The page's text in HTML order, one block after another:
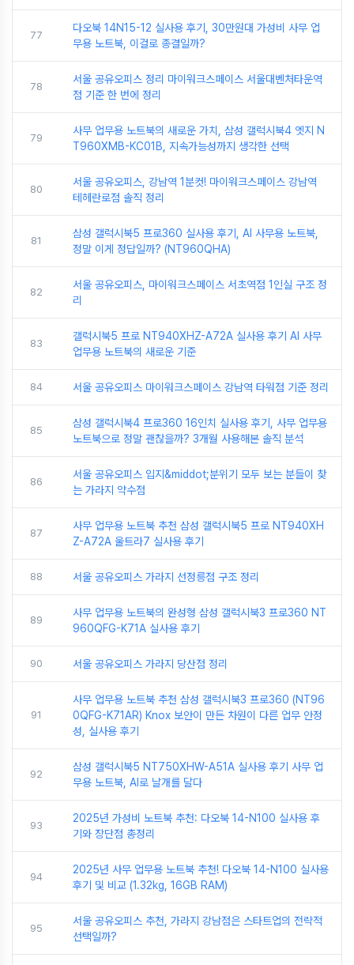
77
다오북 14N15-12 실사용 후기, 30만원대 가성비 사무 업
무용 노트북, 이걸로 종결일까?
78
서울 공유오피스 정리 마이워크스페이스 서울대벤처타운역
점 기준 한 번에 정리
79
사무 업무용 노트북의 새로운 가치, 삼성 갤럭시북4 엣지 N
T960XMB-KC01B, 지속가능성까지 생각한 선택
80
서울 공유오피스, 강남역 1분컷! 마이워크스페이스 강남역
테헤란로점 솔직 정리
81
삼성 갤럭시북5 프로360 실사용 후기, AI 사무용 노트북,
정말 이게 정답일까? (NT960QHA)
82
서울 공유오피스, 마이워크스페이스 서초역점 1인실 구조 정
리
83
갤럭시북5 프로 NT940XHZ-A72A 실사용 후기 AI 사무
업무용 노트북의 새로운 기준
84 서울 공유오피스 마이워크스페이스 강남역 타워점 기준 정리
85
삼성 갤럭시북4 프로360 16인치 실사용 후기, 사무 업무용
노트북으로 정말 괜찮을까? 3개월 사용해본 솔직 분석
86
서울 공유오피스 입지&middot;분위기 모두 보는 분들이 찾
는 가라지 약수점
87
사무 업무용 노트북 추천 삼성 갤럭시북5 프로 NT940XH
Z-A72A 울트라7 실사용 후기
88 서울 공유오피스 가라지 선정릉점 구조 정리
89
사무 업무용 노트북의 완성형 삼성 갤럭시북3 프로360 NT
960QFG-K71A 실사용 후기
90 서울 공유오피스 가라지 당산점 정리
91
사무 업무용 노트북 추천 삼성 갤럭시북3 프로360 (NT96
0QFG-K71AR) Knox 보안이 만든 차원이 다른 업무 안정
성, 실사용 후기
92
삼성 갤럭시북5 NT750XHW-A51A 실사용 후기 사무 업
무용 노트북, AI로 날개를 달다
93
2025년 가성비 노트북 추천: 다오북 14-N100 실사용 후
기와 장단점 총정리
94
2025년 사무 업무용 노트북 추천! 다오북 14-N100 실사용
후기 및 비교 (1.32kg, 16GB RAM)
95
서울 공유오피스 추천, 가라지 강남점은 스타트업의 전략적
선택일까?